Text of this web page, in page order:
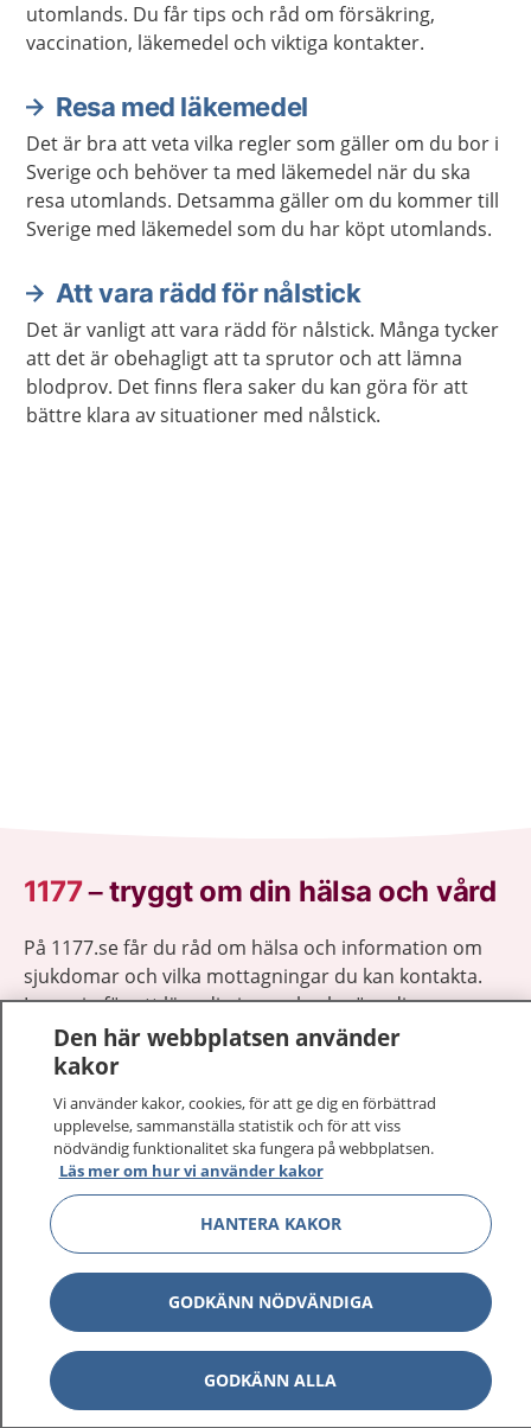
utomlands. Du får tips och råd om försäkring,
vaccination, läkemedel och viktiga kontakter.
Resa med läkemedel
Det är bra att veta vilka regler som gäller om du bor i
Sverige och behöver ta med läkemedel när du ska
resa utomlands. Detsamma gäller om du kommer till
Sverige med läkemedel som du har köpt utomlands.
Att vara rädd för nålstick
Det är vanligt att vara rädd för nålstick. Många tycker
att det är obehagligt att ta sprutor och att lämna
blodprov. Det finns flera saker du kan göra för att
bättre klara av situationer med nålstick.
1177–tryggt om din hälsa och vård
På 1177.se får du råd om hälsa och information om
sjukdomar och vilka mottagningar du kan kontakta.
Logga in för att läsa din journal och göra dina
vårdärenden. Ring telefonnummer 1177 för
sjukvårdsrådgivning dygnet runt.
1177 på flera språk Visa
Om 1177 Visa
Kontakt Visa
Den här webbplatsen använder
kakor
Vi använder kakor, cookies, för att ge dig en förbättrad
upplevelse, sammanställa statistik och för att viss
nödvändig funktionalitet ska fungera på webbplatsen.
Läs mer om hur vi använder kakor
HANTERA KAKOR
GODKÄNN NÖDVÄNDIGA
GODKÄNN ALLA